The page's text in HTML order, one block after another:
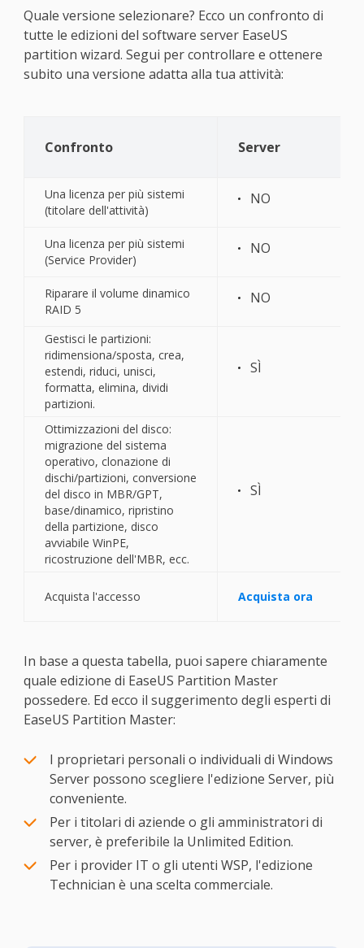
Quale versione selezionare? Ecco un confronto di
tutte le edizioni del software server EaseUS
partition wizard. Segui per controllare e ottenere
subito una versione adatta alla tua attività:
Confronto Server
Una licenza per più sistemi
(titolare dell'attività)
NO
Una licenza per più sistemi
(Service Provider)
NO
Riparare il volume dinamico
RAID 5
NO
Gestisci le partizioni:
ridimensiona/sposta, crea,
estendi, riduci, unisci,
formatta, elimina, dividi
partizioni.
SÌ
Ottimizzazioni del disco:
migrazione del sistema
operativo, clonazione di
dischi/partizioni, conversione
del disco in MBR/GPT,
base/dinamico, ripristino
della partizione, disco
avviabile WinPE,
ricostruzione dell'MBR, ecc.
SÌ
Acquista l'accesso Acquista ora
In base a questa tabella, puoi sapere chiaramente
quale edizione di EaseUS Partition Master
possedere. Ed ecco il suggerimento degli esperti di
EaseUS Partition Master:
I proprietari personali o individuali di Windows
Server possono scegliere l'edizione Server, più
conveniente.
Per i titolari di aziende o gli amministratori di
server, è preferibile la Unlimited Edition.
Per i provider IT o gli utenti WSP, l'edizione
Technician è una scelta commerciale.